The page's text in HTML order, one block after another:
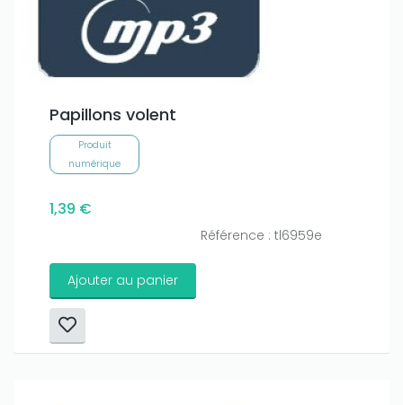
Papillons volent
Produit
numérique
1,39 €
Référence : tl6959e
Ajouter au panier